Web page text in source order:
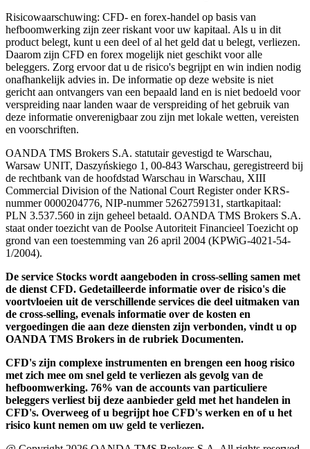
Risicowaarschuwing: CFD- en forex-handel op basis van
hefboomwerking zijn zeer riskant voor uw kapitaal. Als u in dit
product belegt, kunt u een deel of al het geld dat u belegt, verliezen.
Daarom zijn CFD en forex mogelijk niet geschikt voor alle
beleggers. Zorg ervoor dat u de risico's begrijpt en win indien nodig
onafhankelijk advies in. De informatie op deze website is niet
gericht aan ontvangers van een bepaald land en is niet bedoeld voor
verspreiding naar landen waar de verspreiding of het gebruik van
deze informatie onverenigbaar zou zijn met lokale wetten, vereisten
en voorschriften.
OANDA TMS Brokers S.A. statutair gevestigd te Warschau,
Warsaw UNIT, Daszyńskiego 1, 00-843 Warschau, geregistreerd bij
de rechtbank van de hoofdstad Warschau in Warschau, XIII
Commercial Division of the National Court Register onder KRS-
nummer 0000204776, NIP-nummer 5262759131, startkapitaal:
PLN 3.537.560 in zijn geheel betaald. OANDA TMS Brokers S.A.
staat onder toezicht van de Poolse Autoriteit Financieel Toezicht op
grond van een toestemming van 26 april 2004 (KPWiG-4021-54-
1/2004).
De service Stocks wordt aangeboden in cross-selling samen met
de dienst CFD. Gedetailleerde informatie over de risico's die
voortvloeien uit de verschillende services die deel uitmaken van
de cross-selling, evenals informatie over de kosten en
vergoedingen die aan deze diensten zijn verbonden, vindt u op
OANDA TMS Brokers in de rubriek Documenten.
CFD's zijn complexe instrumenten en brengen een hoog risico
met zich mee om snel geld te verliezen als gevolg van de
hefboomwerking. 76% van de accounts van particuliere
beleggers verliest bij deze aanbieder geld met het handelen in
CFD's. Overweeg of u begrijpt hoe CFD's werken en of u het
risico kunt nemen om uw geld te verliezen.